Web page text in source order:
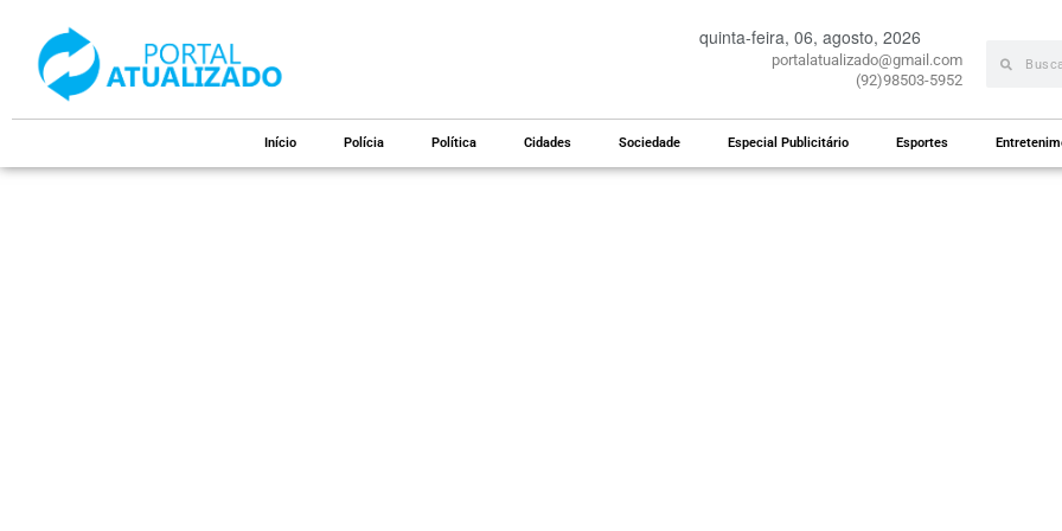
quinta-feira, 06, agosto, 2026
portalatualizado@gmail.com
(92)98503-5952
Início Polícia Política Cidades Sociedade Especial Publicitário Esportes